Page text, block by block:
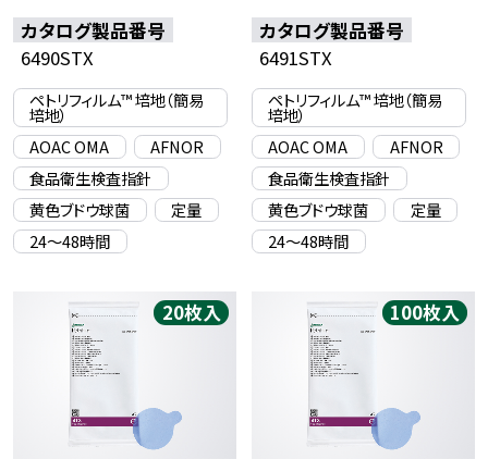
カタログ製品番号
6490STX
ペトリフィルム™ 培地（簡易
培地）
AOAC OMA
AFNOR
食品衛生検査指針
黄色ブドウ球菌
定量
24〜48時間
カタログ製品番号
6491STX
ペトリフィルム™ 培地（簡易
培地）
AOAC OMA
AFNOR
食品衛生検査指針
黄色ブドウ球菌
定量
24〜48時間
20枚入 100枚入